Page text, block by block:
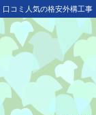
コミ人気の格安外構工事